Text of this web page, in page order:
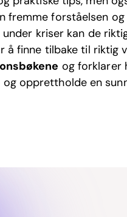
fremme forståelsen
kriser kan de
å finne tilbake til riktig
og forklarer
opprettholde en